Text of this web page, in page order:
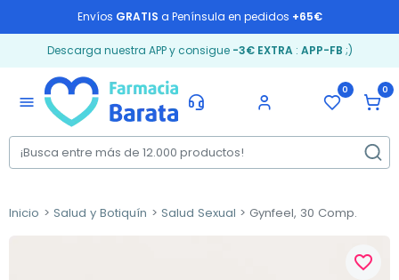
Envíos GRATIS a Península en pedidos +65€
Descarga nuestra APP y consigue -3€ EXTRA: APP-FB ;)
menu
0 0
Inicio Salud y Botiquín Salud Sexual Gynfeel, 30 Comp.
favorite_border